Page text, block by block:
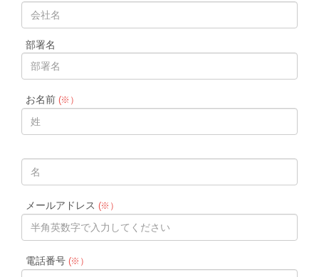
部署名
お名前(※）
メールアドレス (※）
電話番号(※）